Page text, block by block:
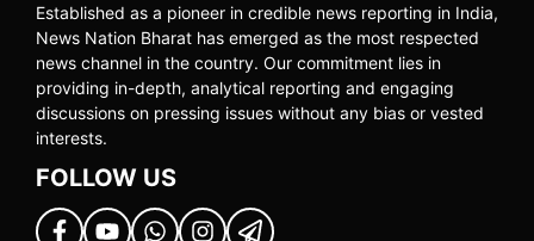
Established as a pioneer in credible news reporting in India,
News Nation Bharat has emerged as the most respected
news channel in the country. Our commitment lies in
providing in-depth, analytical reporting and engaging
discussions on pressing issues without any bias or vested
interests.
FOLLOW US